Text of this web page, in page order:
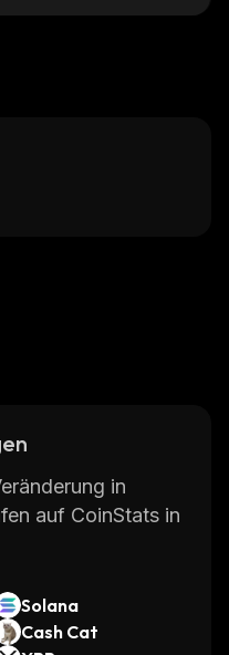
in
auf CoinStats in
Solana
Cash Cat